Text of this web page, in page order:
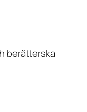
berätterska